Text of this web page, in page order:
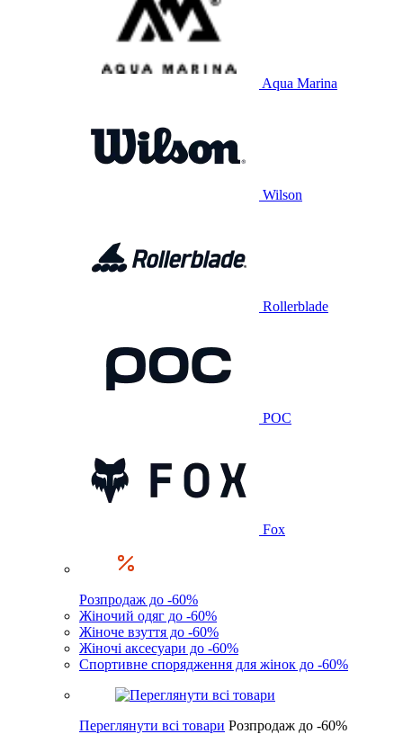
Aqua Marina
Wilson
Rollerblade
POC
Fox
Розпродаж до -60%
Жіночий одяг до -60%
Жіноче взуття до -60%
Жіночі аксесуари до -60%
Спортивне спорядження для жінок до -60%
Переглянути всі товари Розпродаж до -60%